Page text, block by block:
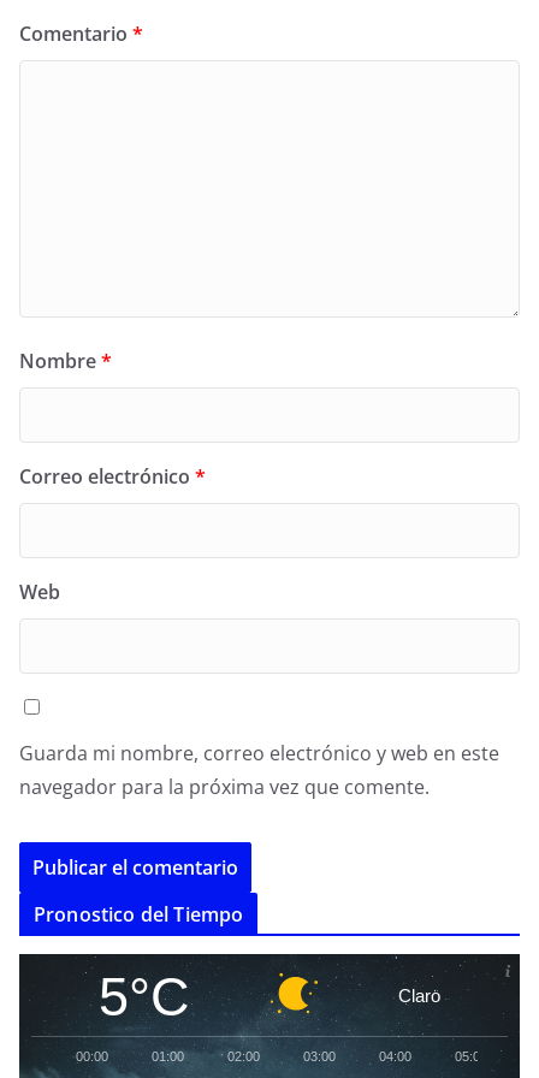
Comentario *
Nombre*
Correo electrónico *
Web
Guarda mi nombre, correo electrónico y web en este
navegador para la próxima vez que comente.
l
r
Pronostico del Tiempo
5°C Claro
00:00 01:00 02:00 03:00 04:00 05:00